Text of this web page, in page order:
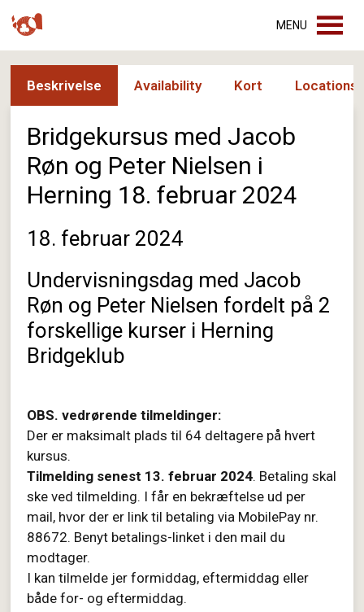
MENU
Beskrivelse Availability Kort Locations
Bridgekursus med Jacob
Røn og Peter Nielsen i
Herning 18. februar 2024
18. februar 2024
Undervisningsdag med Jacob
Røn og Peter Nielsen fordelt på 2
forskellige kurser i Herning
Bridgeklub
OBS. vedrørende tilmeldinger:
Der er maksimalt plads til 64 deltagere på hvert
kursus.
Tilmelding senest 13. februar 2024. Betaling skal
ske ved tilmelding. I får en bekræftelse ud per
mail, hvor der er link til betaling via MobilePay nr.
88672. Benyt betalings-linket i den mail du
modtager.
I kan tilmelde jer formiddag, eftermiddag eller
både for- og eftermiddag.